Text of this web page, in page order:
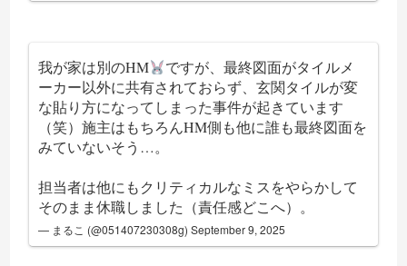
我が家は別のHM
ですが、最終図面がタイルメ
ーカー以外に共有されておらず、玄関タイルが変
な貼り方になってしまった事件が起きています
（笑）施主はもちろんHM側も他に誰も最終図面を
みていないそう…。
担当者は他にもクリティカルなミスをやらかして
そのまま休職しました（責任感どこへ）。
— まるこ (@051407230308g)September 9, 2025